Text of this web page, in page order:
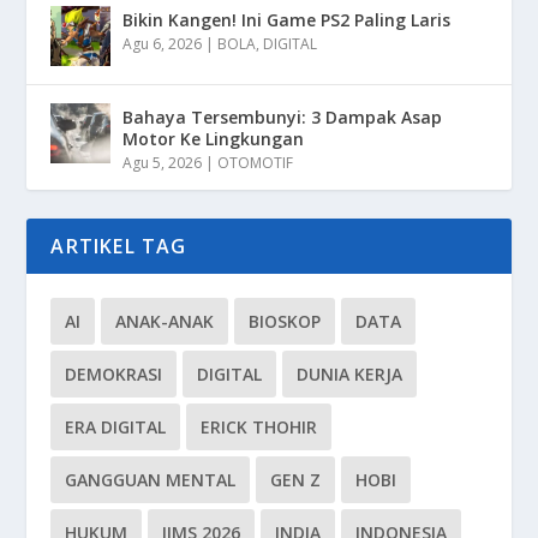
Bikin Kangen! Ini Game PS2 Paling Laris
Agu 6, 2026 | BOLA, DIGITAL
Bahaya Tersembunyi: 3 Dampak Asap
Motor Ke Lingkungan
Agu 5, 2026 | OTOMOTIF
ARTIKEL TAG
AI ANAK-ANAK BIOSKOP DATA
DEMOKRASI DIGITAL DUNIA KERJA
ERA DIGITAL ERICK THOHIR
GANGGUAN MENTAL GEN Z HOBI
HUKUM IIMS 2026 INDIA INDONESIA